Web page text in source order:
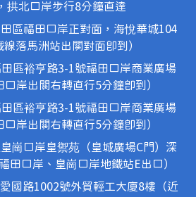
拱北口岸步行8分鐘直達
區福田口岸正對面，海悅華城104
落馬洲站出關對面即到）
區裕亨路3-1號福田口岸商業廣場
岸出關右轉直行5分鐘即到）
區裕亨路3-1號福田口岸商業廣場
岸出關右轉直行5分鐘即到）
崗口岸皇禦苑（皇城廣場C門）深
田口岸、皇崗口岸地鐵站E出口）
國路1002號外貿輕工大廈8樓（近